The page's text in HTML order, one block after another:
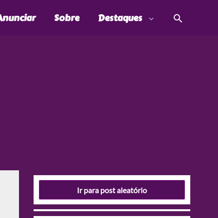
Sobre Destaques
Ir para post aleatório